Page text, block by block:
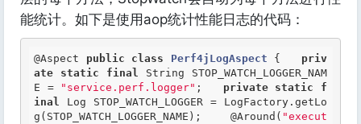
能统计。如下是使用aop统计性能日志的代码：
@Aspect public class Perf4jLogAspect {
priv
ate
static final String STOP_WATCH_LOGGER_NAM
E =
"service.perf.logger" ; private static
f
inal Log STOP_WATCH_LOGGER = LogFactory.getLo
g(STOP_WATCH_LOGGER_NAME); @Around ( "execut